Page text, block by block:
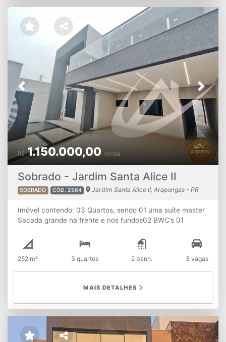
Sobrado - Jardim Santa Alice II
SOBRADO CÓD. 2584 Jardim Santa Alice II, Arapongas - PR
Previous Next
R$1.150.000,00 Venda
Imóvel contendo: 03 Quartos, sendo 01 uma suíte master
Sacada grande na frente e nos fundos02 BWC’s 01
cozinha e sala de jantar01 Escritório (com possibilidade de
virar o 04º quartoÁrea gourmet03 Vagas de
garagemSistema de água com aquecimento solarPonto de
ar condicionado em 03 cômodos (sala, escritório e
hidromassagem ⚠ ATENÇÃO: A disponibilidade e os
prévio.
252 m² 3 quartos 2 banh. 3 vagas
MAIS DETALHES